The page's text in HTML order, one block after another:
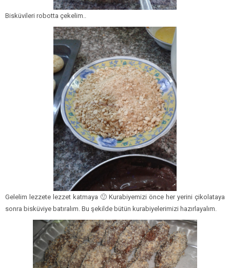
Bisküvileri robotta çekelim..
Gelelim lezzete lezzet katmaya 🙂 Kurabiyemizi önce her yerini çikolataya
sonra bisküviye batıralım. Bu şekilde bütün kurabiyelerimizi hazırlayalım.